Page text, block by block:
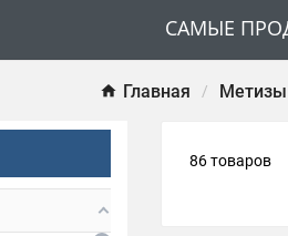
САМЫЕ
Главная Метизы
86 товаров